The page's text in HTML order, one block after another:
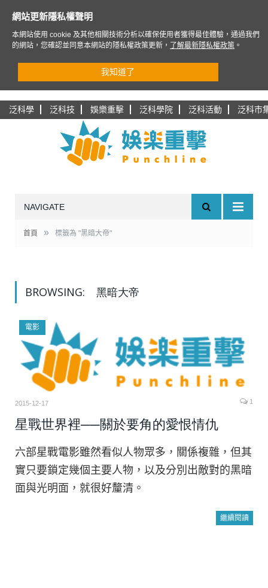
泛科學 泛科技 娛樂重擊 泛科學院 泛科活動 泛科市
NAVIGATE
首頁 » 標籤為 "黑暗大帝"
BROWSING: 黑暗大帝
電影
2015-12-17 1
星戰世界裡──關於要角的愛恨情仇
六部星戰電影雖然看似人物眾多，關係複雜，但其
實只要鎖定幾個主要人物，以及分別出敵對的黑暗
面與光明面，就很好釐清。
繼續閱讀
網站更新隱私權聲明
本網站使用 cookie 及其他相關技術分析以確保使用者獲得最佳體驗，通過我們
的網站，您確認並同意本網站的隱私權政策更新，
了解最新隱私權政策 。
我知道了